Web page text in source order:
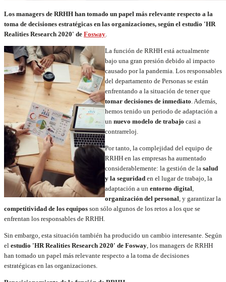
Los managers de RRHH han tomado un papel más relevante respecto a la
toma de decisiones estratégicas en las organizaciones, según el estudio 'HR
Realities Research 2020' de Fosway.
La función de RRHH está actualmente
bajo una gran presión debido al impacto
causado por la pandemia. Los responsables
del departamento de Personas se están
enfrentando a la situación de tener que
tomar decisiones de inmediato. Además,
hemos tenido un periodo de adaptación a
un nuevo modelo de trabajo casi a
contrarreloj.
Por tanto, la complejidad del equipo de
RRHH en las empresas ha aumentado
considerablemente: la gestión de la salud
y la seguridad en el lugar de trabajo, la
adaptación a un entorno digital,
organización del personal, y garantizar la
competitividad de los equipos son sólo algunos de los retos a los que se
enfrentan los responsables de RRHH.
Sin embargo, esta situación también ha producido un cambio interesante. Según
el estudio 'HR Realities Research 2020' de Fosway, los managers de RRHH
han tomado un papel más relevante respecto a la toma de decisiones
estratégicas en las organizaciones.